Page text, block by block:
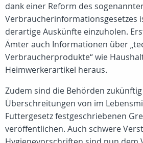
dank einer Reform des
Verbraucherinformationsgesetzes
derartige Auskünfte einzuholen.
Ämter auch Informationen über
Verbraucherprodukte“ wie
Heimwerkerartikel heraus.
Zudem sind die Behörden
Überschreitungen von im
Futtergesetz festgeschriebenen
veröffentlichen. Auch schwere